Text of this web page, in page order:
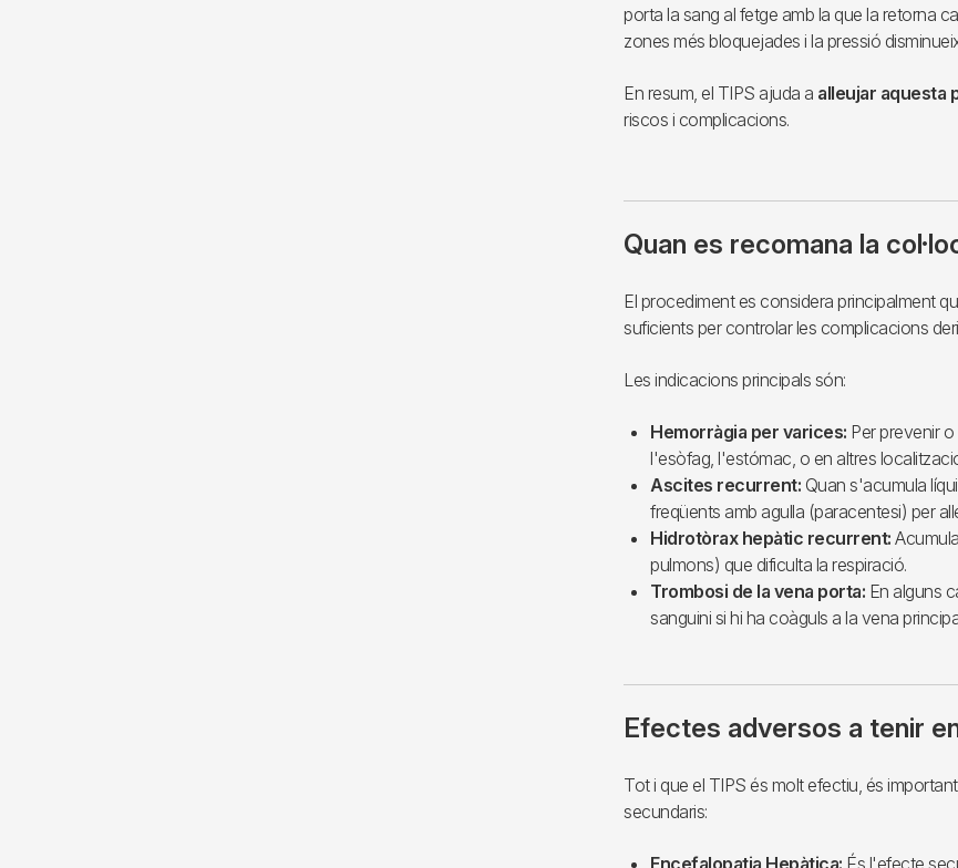
porta la sang al fetge amb la que la retorna
zones més bloquejades i la pressió
En resum, el TIPS ajuda a alleujar aquesta
riscos i complicacions.
Quan es recomana la
El procediment es considera principalment
suficients per controlar les complicacions
Les indicacions principals són:
Hemorràgia per varices: Per prevenir
l'esòfag, l'estómac, o en altres
Ascites recurrent: Quan s'acumula
freqüents amb agulla (paracentesi) per
Hidrotòrax hepàtic recurrent:
pulmons) que dificulta la respiració.
Trombosi de la vena porta: En alguns
sanguini si hi ha coàguls a la vena
Efectes adversos a tenir
Tot i que el TIPS és molt efectiu, és
secundaris:
Encefalopatia Hepàtica: És l'efecte